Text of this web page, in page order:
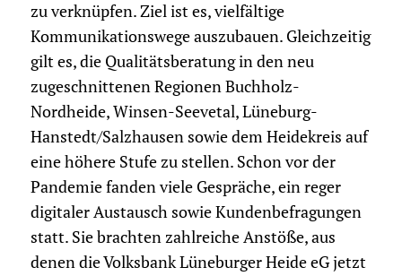
zu verknüpfen. Ziel ist es, vielfältige
Kommunikationswege auszubauen. Gleichzeitig
gilt es, die Qualitätsberatung in den neu
zugeschnittenen Regionen Buchholz-
Nordheide, Winsen-Seevetal, Lüneburg-
Hanstedt/Salzhausen sowie dem Heidekreis auf
eine höhere Stufe zu stellen. Schon vor der
Pandemie fanden viele Gespräche, ein reger
digitaler Austausch sowie Kundenbefragungen
statt. Sie brachten zahlreiche Anstöße, aus
denen die Volksbank Lüneburger Heide eG jetzt